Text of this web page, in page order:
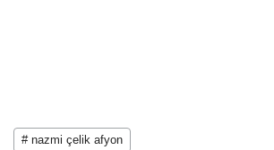
# nazmi çelik afyon